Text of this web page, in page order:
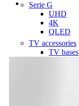
Serie G
UHD
4K
QLED
TV accessories
TV bases